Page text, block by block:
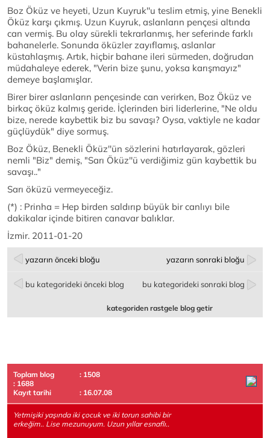
Boz Öküz ve heyeti, Uzun Kuyruk''u teslim etmiş, yine Benekli
Öküz karşı çıkmış. Uzun Kuyruk, aslanların pençesi altında
can vermiş. Bu olay sürekli tekrarlanmış, her seferinde farklı
bahanelerle. Sonunda öküzler zayıflamış, aslanlar
küstahlaşmış. Artık, hiçbir bahane ileri sürmeden, doğrudan
müdahaleye ederek, "Verin bize şunu, yoksa karışmayız"
demeye başlamışlar.
Birer birer aslanların pençesinde can verirken, Boz Öküz ve
birkaç öküz kalmış geride. İçlerinden biri liderlerine, "Ne oldu
bize, nerede kaybettik biz bu savaşı? Oysa, vaktiyle ne kadar
güçlüydük" diye sormuş.
Boz Öküz, Benekli Öküz''ün sözlerini hatırlayarak, gözleri
nemli "Biz" demiş, "Sarı Öküz''ü verdiğimiz gün kaybettik bu
savaşı.."
Sarı öküzü vermeyeceğiz.
(*) : Prinha = Hep birden saldırıp büyük bir canlıyı bile
dakikalar içinde bitiren canavar balıklar.
İzmir. 2011-01-20
yazarın önceki bloğu yazarın sonraki bloğu
bu kategorideki önceki blog bu kategorideki sonraki blog
kategoriden rastgele blog getir
Toplam blog
: 1508
: 1688
Kayıt tarihi
: 16.07.08
Yetmişiki yaşında iki çocuk ve iki torun sahibi bir
erkeğim.. Lise mezunuyum. Uzun yıllar esnaflı..